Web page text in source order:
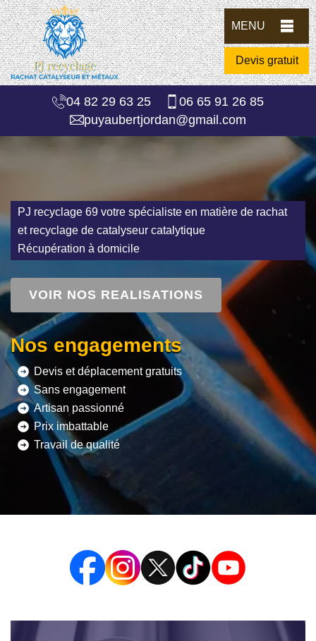
MENU
Devis gratuit
04 82 29 63 25
06 65 91 26 85
puyaubertjordan@gmail.com
PJ recyclage 69 votre spécialiste en matière de rachat
et recyclage de catalyseur catalytique
Récupération à domicile
VOIR NOS REALISATIONS
Nos engagements
Devis et déplacement gratuits
Sans engagement
Artisan passionné
Prix imbattable
Travail de qualité